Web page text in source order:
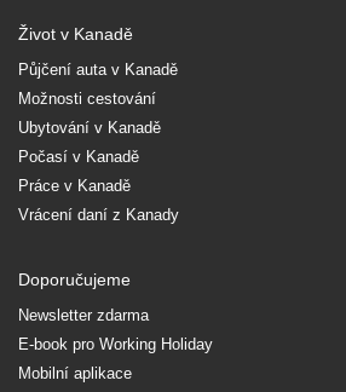
Život v Kanadě
Půjčení auta v Kanadě
Možnosti cestování
Ubytování v Kanadě
Počasí v Kanadě
Práce v Kanadě
Vrácení daní z Kanady
Doporučujeme
Newsletter zdarma
E-book pro Working Holiday
Mobilní aplikace